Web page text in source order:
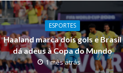
ESPORTES
Haaland marca dois gols e Brasil
dá adeus à Copa do Mundo
1 mês atrás